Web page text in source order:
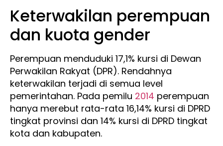
Keterwakilan perempuan
dan kuota gender
Perempuan menduduki 17,1% kursi di Dewan
Perwakilan Rakyat (DPR). Rendahnya
keterwakilan terjadi di semua level
pemerintahan. Pada pemilu 2014 perempuan
hanya merebut rata-rata 16,14% kursi di DPRD
tingkat provinsi dan 14% kursi di DPRD tingkat
kota dan kabupaten.